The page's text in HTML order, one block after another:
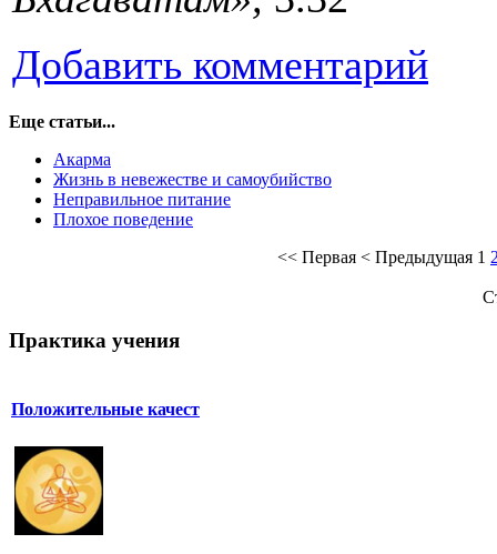
Добавить комментарий
Еще статьи...
Акарма
Жизнь в невежестве и самоубийство
Неправильное питание
Плохое поведение
<< Первая < Предыдущая 1
Практика учения
Положительные качест